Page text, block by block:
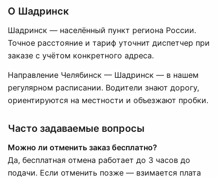
О Шадринск
Шадринск — населённый пункт региона России.
Точное расстояние и тариф уточнит диспетчер при
заказе с учётом конкретного адреса.
Направление Челябинск — Шадринск — в нашем
регулярном расписании. Водители знают дорогу,
ориентируются на местности и объезжают пробки.
Часто задаваемые вопросы
Можно ли отменить заказ бесплатно?
Да, бесплатная отмена работает до 3 часов до
подачи. Если отменить позже — взимается плата